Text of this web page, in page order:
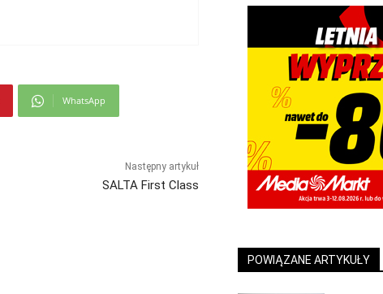
WhatsApp
Następny artykuł
SALTA First Class
POWIĄZANE ARTYKUŁY